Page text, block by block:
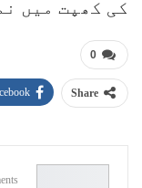
کی کھپت میں
0
Share